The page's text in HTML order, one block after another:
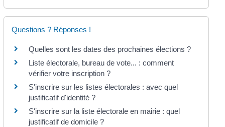
Questions ? Réponses !
Quelles sont les dates des prochaines élections ?
Liste électorale, bureau de vote... : comment
vérifier votre inscription ?
S'inscrire sur les listes électorales : avec quel
justificatif d'identité ?
S'inscrire sur la liste électorale en mairie : quel
justificatif de domicile ?